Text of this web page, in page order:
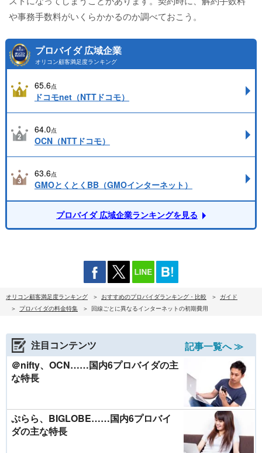
や事務手数料がいくらかかるのか調べておこう。
プロバイダ 広域企業
オリコン顧客満足度ランキング
65.6点
ドコモnet（NTTドコモ）
64.0点
OCN（NTTドコモ）
63.6点
GMOとくとくBB（GMOインターネット）
プロバイダ 広域企業ランキングを見る
オリコン顧客満足度ランキング おすすめのプロバイダランキング・比較
ガイド
プロバイダの料金特集
回線ごとに異なるインターネットの初期費用
注目コンテンツ
記事一覧へ ≫
＠nifty、OCN……国内6プロバイダの主
な特長
ぷらら、BIGLOBE……国内6プロバイ
ダの主な特長